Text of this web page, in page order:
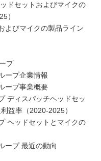
ドセットおよびマイクの
）
よびマイクの製品ライン
プ
ープ企業情報
ープ事業概要
ディスパッチヘッドセッ
益率（2020-2025）
ヘッドセットとマイクの
ープ 最近の動向